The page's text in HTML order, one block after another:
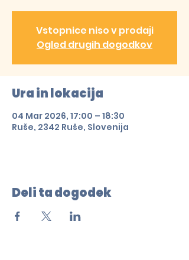
Vstopnice niso v prodaji
Ogled drugih dogodkov
Ura in lokacija
04 Mar 2026, 17:00 – 18:30
Ruše, 2342 Ruše, Slovenija
Deli ta dogodek